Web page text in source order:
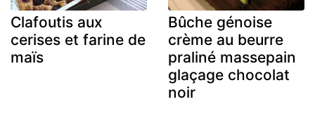
Clafoutis aux
cerises et farine de
maïs
Bûche génoise
crème au beurre
praliné massepain
glaçage chocolat
noir